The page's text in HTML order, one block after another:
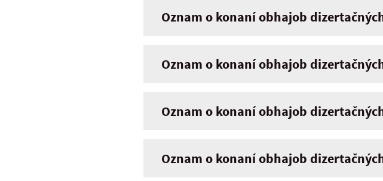
Oznam o konaní obhajob
Oznam o konaní obhajob
Oznam o konaní obhajob
Oznam o konaní obhajob